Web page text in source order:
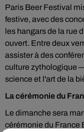
Paris Beer Festival
festive, avec des
les hangars de la rue
ouvert. Entre deux
assister à des
culture zythologique
science et l'art de la
La cérémonie du
Le dimanche sera
cérémonie du France